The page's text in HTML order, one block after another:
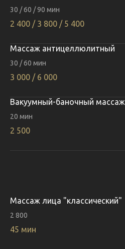
30 / 60 / 90 мин
2 400 / 3 800 / 5 400
Массаж антицеллюлитный
30 / 60 мин
3 000 / 6 000
Вакуумный-баночный массаж
20 мин
2 500
Массаж лица "классический"
2 800
45 мин